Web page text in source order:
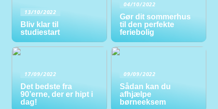
13/10/2022
Bliv klar til
studiestart
04/10/2022
Gør dit sommerhus
til den perfekte
feriebolig
17/09/2022
Det bedste fra
90’erne, der er hipt i
dag!
09/09/2022
Sådan kan du
afhjælpe
børneeksem